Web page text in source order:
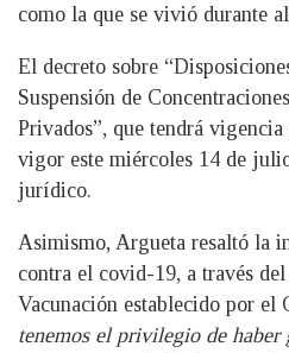
como la que se vivió durante
El decreto sobre
Suspensión de
Privados”, que tendrá
vigor este miércoles 14 de
jurídico.
Asimismo, Argueta resaltó la
contra el covid-19, a través
Vacunación establecido por el
tenemos el privilegio de haber